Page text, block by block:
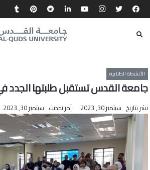
الأنشطة الطلابية
جامعة القدس تستقبل طلبتها الجدد
نشر بتاريخ سبتمبر 30, 2023 آخر تحديث سبتمبر 30, 2023